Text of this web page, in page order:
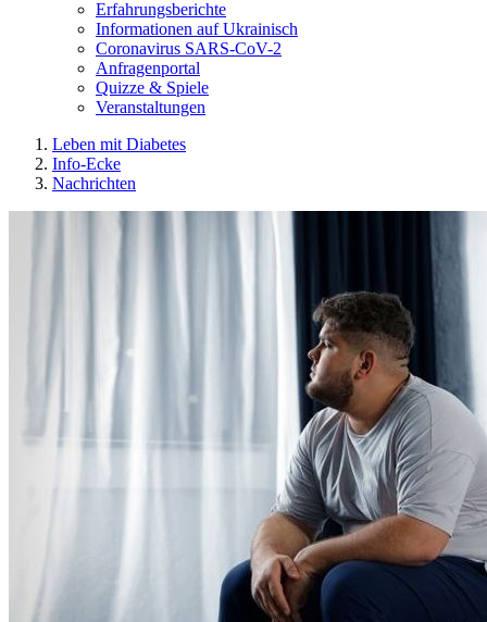
Erfahrungsberichte
Informationen auf Ukrainisch
Coronavirus SARS-CoV-2
Anfragenportal
Quizze & Spiele
Veranstaltungen
Leben mit Diabetes
Info-Ecke
Nachrichten